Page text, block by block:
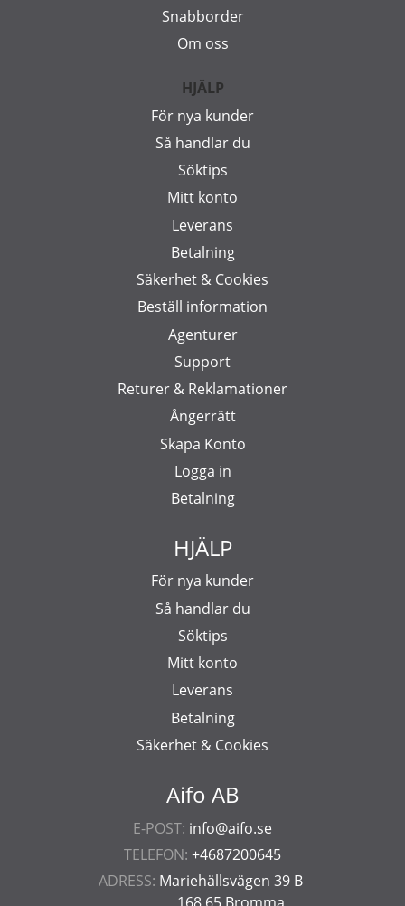
Aifo AB
E-POST: info@aifo.se
TELEFON: +4687200645
ADRESS: Mariehällsvägen 39 B
168 65 Bromma
Snabborder
Om oss
HJÄLP
För nya kunder
Så handlar du
Söktips
Mitt konto
Leverans
Betalning
Säkerhet & Cookies
Beställ information
Agenturer
Support
Returer & Reklamationer
Ångerrätt
Skapa Konto
Logga in
Betalning
HJÄLP
För nya kunder
Så handlar du
Söktips
Mitt konto
Leverans
Betalning
Säkerhet & Cookies